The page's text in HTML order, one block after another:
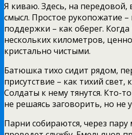
Я киваю. Здесь, на передовой,
смысл. Простое рукопожатие –
поддержки – как оберег.
нескольких километров,
кристально чистыми.
Батюшка тихо сидит рядом,
присутствие – как тихий свет,
Солдаты к нему тянутся. Кто-
не решаясь заговорить, но не
Парни собираются, через